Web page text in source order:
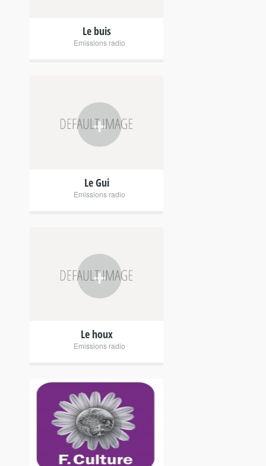
Le buis
Emissions radio
+
Le Gui
Emissions radio
+
Le houx
Emissions radio
+